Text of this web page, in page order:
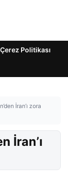
Çerez Politikası
İran’ı zora
İran’ı